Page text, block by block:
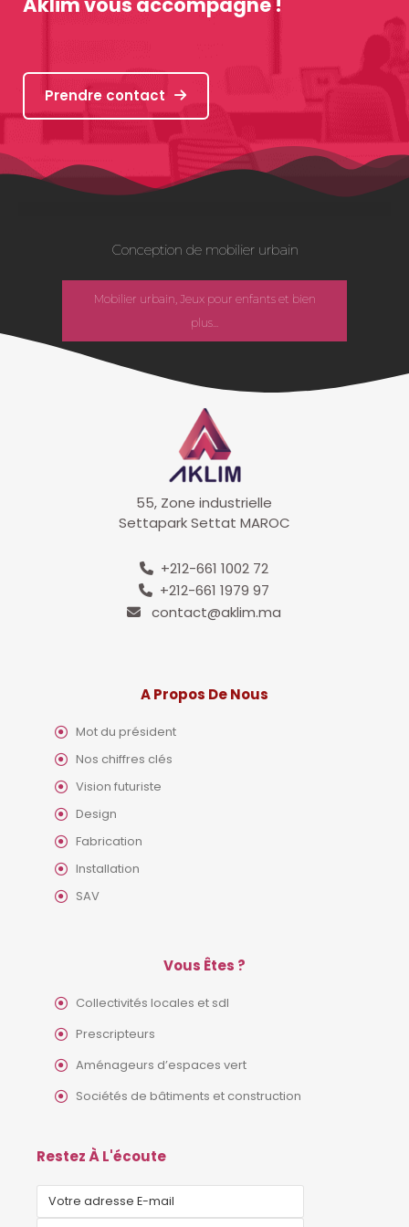
Prendre contact
Conception de mobilier urbain
Mobilier urbain, Jeux pour enfants et bien
plus...
55, Zone industrielle
Settapark Settat MAROC
+212-661 1002 72
+212-661 1979 97
contact@aklim.ma
A Propos De Nous
Mot du président
Nos chiffres clés
Vision futuriste
Design
Fabrication
Installation
SAV
Vous Êtes ?
Collectivités locales et sdl
Prescripteurs
Aménageurs d’espaces vert
Sociétés de bâtiments et construction
Restez À L'écoute